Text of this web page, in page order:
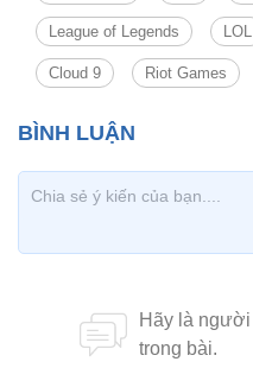
League of Legends LOL
Cloud 9 Riot Games